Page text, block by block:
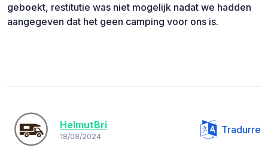
geboekt, restitutie was niet mogelijk nadat we hadden
aangegeven dat het geen camping voor ons is.
HelmutBri
18/08/2024
Tradurre